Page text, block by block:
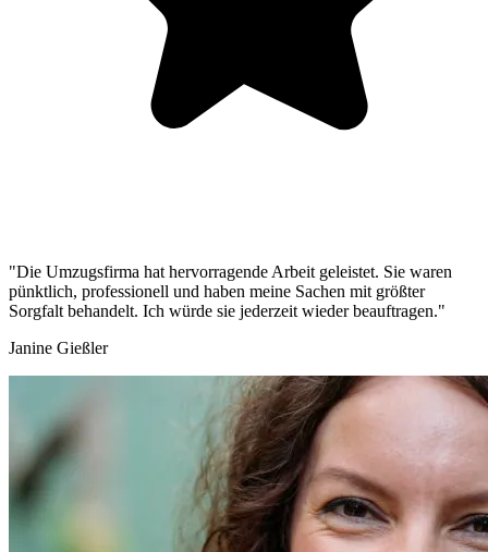
"Die Umzugsfirma hat hervorragende Arbeit geleistet. Sie waren
pünktlich, professionell und haben meine Sachen mit größter
Sorgfalt behandelt. Ich würde sie jederzeit wieder beauftragen."
Janine Gießler